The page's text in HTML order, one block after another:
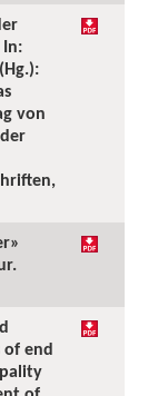
von
of end